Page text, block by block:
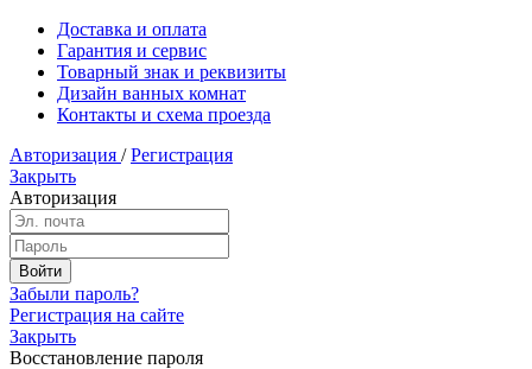
Доставка и оплата
Гарантия и сервис
Товарный знак и реквизиты
Дизайн ванных комнат
Контакты и схема проезда
Авторизация / Регистрация
Закрыть
Авторизация
Забыли пароль?
Регистрация на сайте
Закрыть
Восстановление пароля